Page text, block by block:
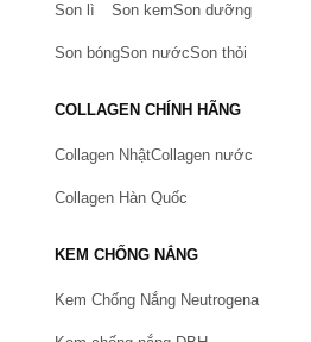
Son lì Son kemSon dưỡng
Son bóngSon nướcSon thỏi
COLLAGEN CHÍNH HÃNG
Collagen NhậtCollagen nước
Collagen Hàn Quốc
KEM CHỐNG NẮNG
Kem Chống Nắng Neutrogena